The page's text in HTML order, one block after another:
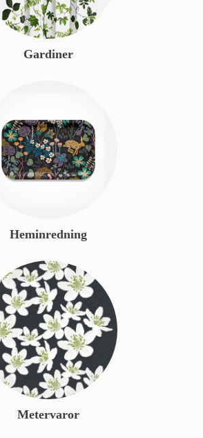
Gardiner
Heminredning
Metervaror